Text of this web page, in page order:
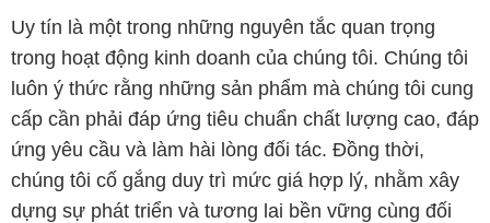
Uy tín là một trong những nguyên tắc quan trọng
trong hoạt động kinh doanh của chúng tôi. Chúng tôi
luôn ý thức rằng những sản phẩm mà chúng tôi cung
cấp cần phải đáp ứng tiêu chuẩn chất lượng cao, đáp
ứng yêu cầu và làm hài lòng đối tác. Đồng thời,
chúng tôi cố gắng duy trì mức giá hợp lý, nhằm xây
dựng sự phát triển và tương lai bền vững cùng đối